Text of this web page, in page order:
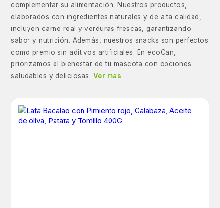
complementar su alimentación. Nuestros productos,
elaborados con ingredientes naturales y de alta calidad,
incluyen carne real y verduras frescas, garantizando
sabor y nutrición. Además, nuestros snacks son perfectos
como premio sin aditivos artificiales. En ecoCan,
priorizamos el bienestar de tu mascota con opciones
saludables y deliciosas. Ver mas